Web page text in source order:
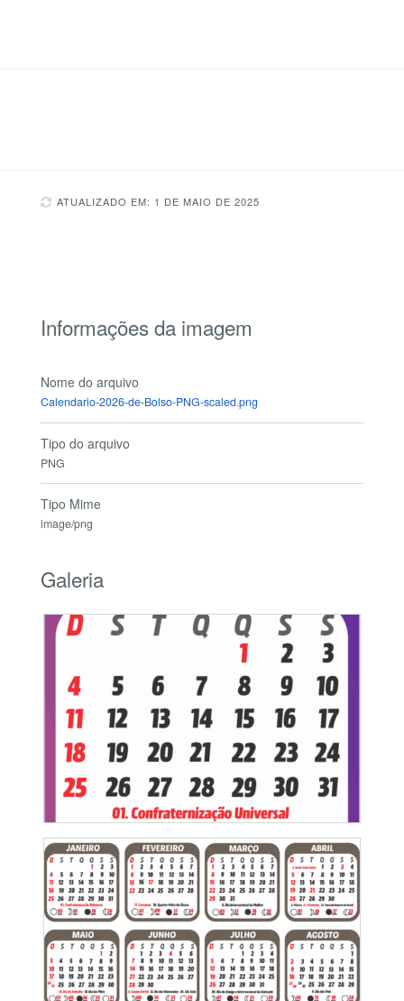
ATUALIZADO EM: 1 DE MAIO DE 2025
Informações da imagem
Nome do arquivo
Calendario-2026-de-Bolso-PNG-scaled.png
Tipo do arquivo
PNG
Tipo Mime
image/png
Galeria